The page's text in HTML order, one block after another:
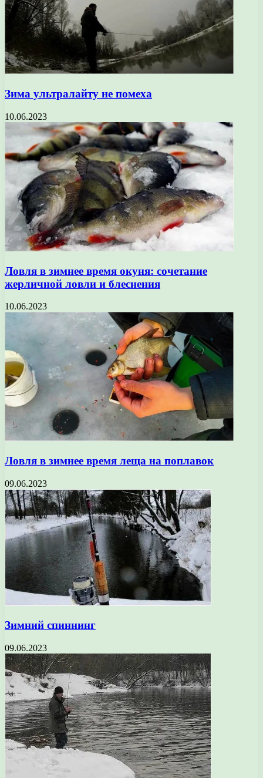
Зима ультралайту не помеха
10.06.2023
Ловля в зимнее время окуня: сочетание
жерличной ловли и блеснения
10.06.2023
Ловля в зимнее время леща на поплавок
09.06.2023
Зимний спиннинг
09.06.2023